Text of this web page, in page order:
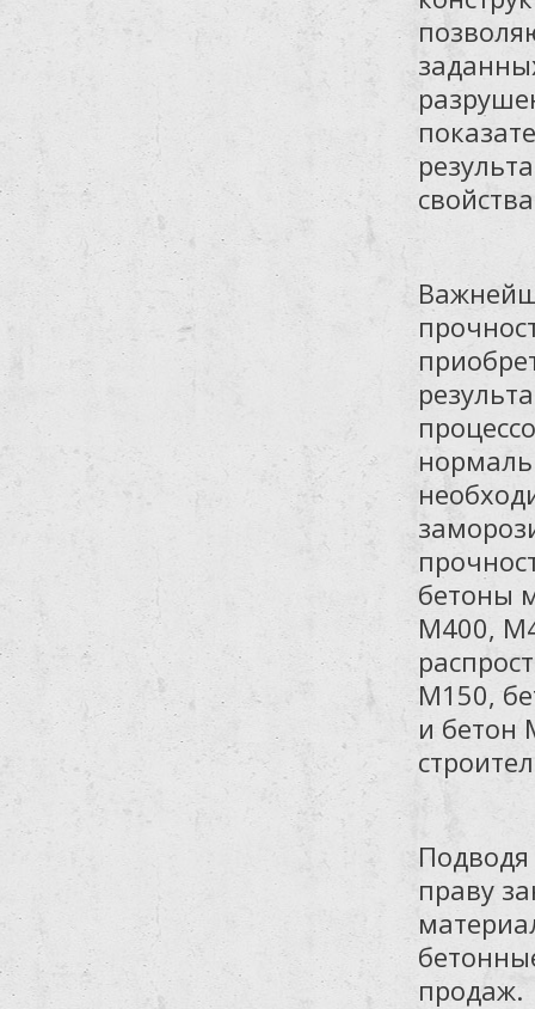
бетоны
М400,
М150,
и бетон
Подводя
праву
продаж.